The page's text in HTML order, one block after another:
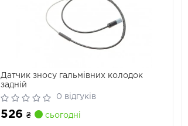
Датчик зносу гальмівних колодок
задній
0 відгуків
526₴ сьогодні